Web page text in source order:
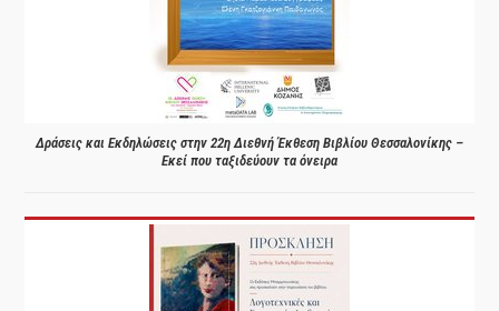
Δράσεις και Εκδηλώσεις στην 22η Διεθνή Έκθεση Βιβλίου Θεσσαλονίκης –
Εκεί που ταξιδεύουν τα όνειρα